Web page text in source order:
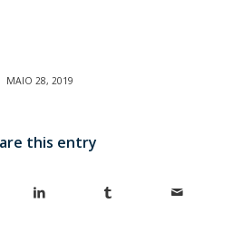
MAIO 28, 2019
this entry